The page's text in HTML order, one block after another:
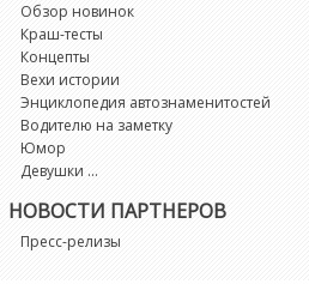
Обзор новинок
Краш-тесты
Концепты
Вехи истории
Энциклопедия автознаменитостей
Водителю на заметку
Юмор
Девушки ...
НОВОСТИ ПАРТНЕРОВ
Пресс-релизы